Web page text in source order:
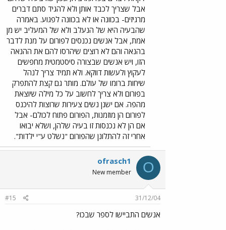
אבל שצריך לכבד אותן ולא להגיד סתם דברים
מרגיזים- בכוונה או לא בכוונה לפגוע. באמרה
שהבעיה היא של הנעלב ולא של המעליב יש מן
אמת, אבל אנשים נכנסים לפורום על מנת לדבר
בהנאה והם לא רוצים שיהרסו להם את ההנאה
הזו, ויש אנשים שבצורה סיסטמטית מחפשים
לעקוץ ולעשות דווקא. ולא תמיד צריך לנהל
שיחות ברומו של עולם. מותר גם קצת להתפרק
בפורום ולא צריך לחשוב על כל מילה שיוצאת
מהפה. אם ישנן נשים צעירות שרוצות להיכנס
לפורום הן מוזמנות, הפורום פתוח לכולם- אבל
אם הן לא נכנסות זו בעיה שלהן, ושלא יבואו
אחרי זה להתלונן שהפורום "נשלט ע"י ילדות".
O
ofrasch1
New member
31/12/04
#15
אנשים התביישו לספר שבכו?